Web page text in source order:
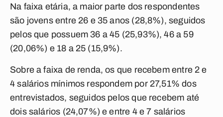
Na faixa etária, a maior parte dos respondentes
são jovens entre 26 e 35 anos (28,8%), seguidos
pelos que possuem 36 a 45 (25,93%), 46 a 59
(20,06%) e 18 a 25 (15,9%).
Sobre a faixa de renda, os que recebem entre 2 e
4 salários mínimos respondem por 27,51% dos
entrevistados, seguidos pelos que recebem até
dois salários (24,07%) e entre 4 e 7 salários